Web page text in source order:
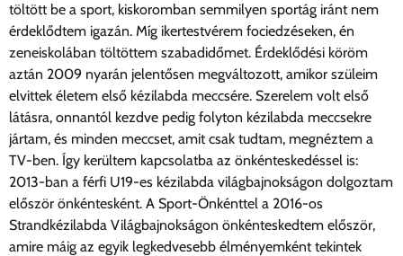
töltött be a sport, kiskoromban semmilyen sportág iránt nem
érdeklődtem igazán. Míg ikertestvérem fociedzéseken, én
zeneiskolában töltöttem szabadidőmet. Érdeklődési köröm
aztán 2009 nyarán jelentősen megváltozott, amikor szüleim
elvittek életem első kézilabda meccsére. Szerelem volt első
látásra, onnantól kezdve pedig folyton kézilabda meccsekre
jártam, és minden meccset, amit csak tudtam, megnéztem a
TV-ben. Így kerültem kapcsolatba az önkénteskedéssel is:
2013-ban a férfi U19-es kézilabda világbajnokságon dolgoztam
először önkéntesként. A Sport-Önkénttel a 2016-os
Strandkézilabda Világbajnokságon önkénteskedtem először,
amire máig az egyik legkedvesebb élményemként tekintek